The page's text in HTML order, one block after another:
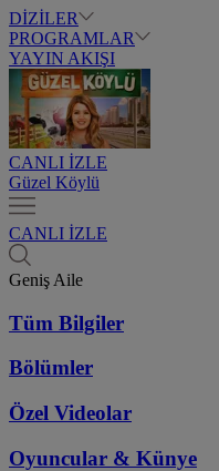
DİZİLER
PROGRAMLAR
YAYIN AKIŞI
CANLI İZLE
Güzel Köylü
CANLI İZLE
Geniş Aile
Tüm Bilgiler
Bölümler
Özel Videolar
Oyuncular & Künye